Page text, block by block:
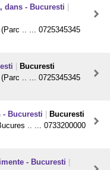
dans - Bucuresti
.. ... 0725345345
Bucuresti
.. ... 0725345345
- Bucuresti
Bucuresti
.. ... 0733200000
- Bucuresti